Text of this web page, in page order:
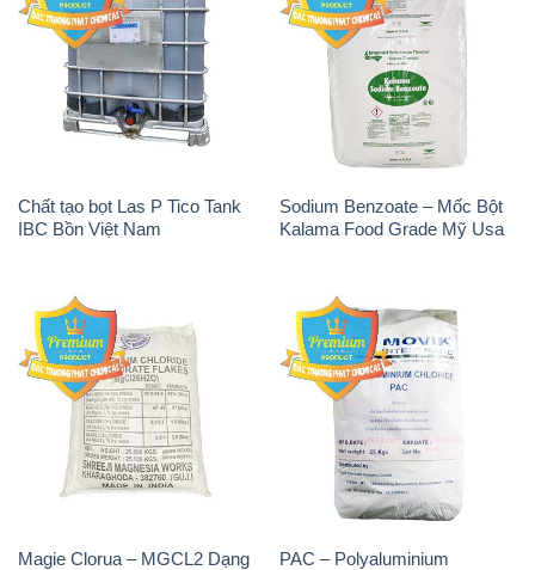
Chất tạo bọt Las P Tico Tank
IBC Bồn Việt Nam
Sodium Benzoate – Mốc Bột
Kalama Food Grade Mỹ Usa
Magie Clorua – MGCL2 Dạng
PAC – Polyaluminium